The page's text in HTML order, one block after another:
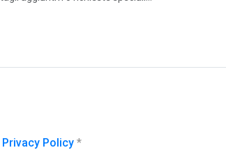
Privacy Policy *